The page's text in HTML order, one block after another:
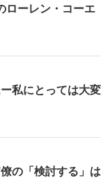
ローレン・コーエ
私にとっては大変
の「検討する」は